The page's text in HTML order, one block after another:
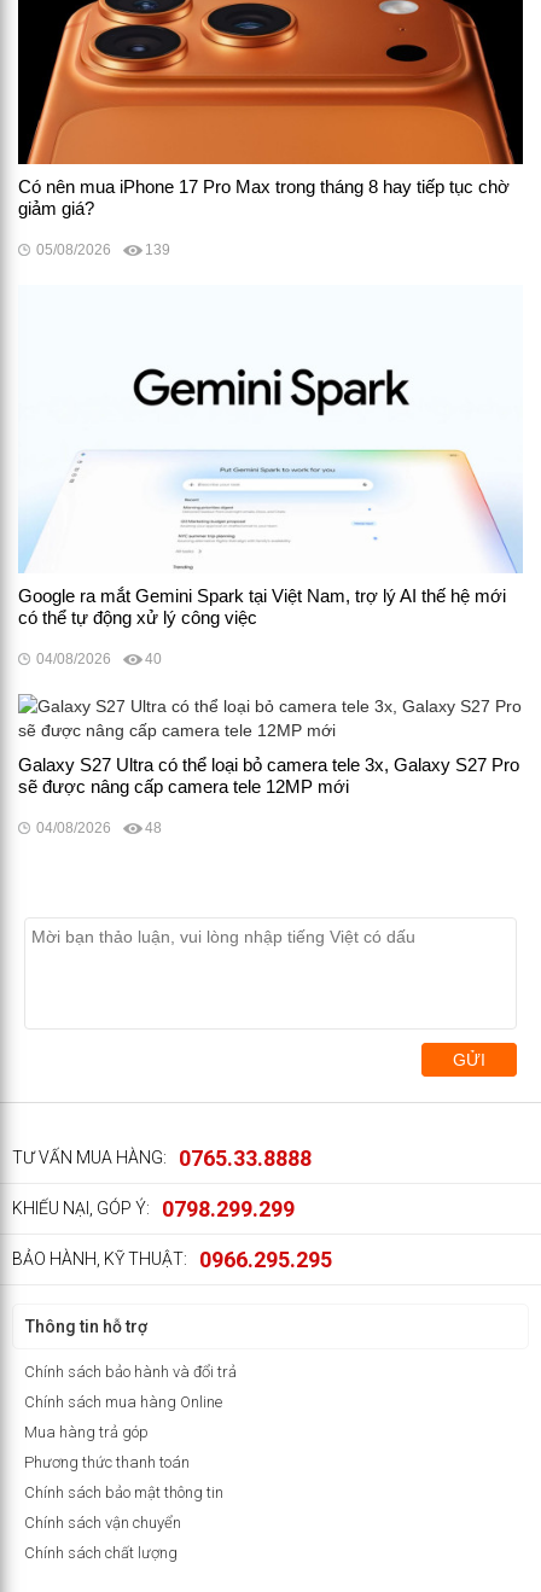
Có nên mua iPhone 17 Pro Max trong tháng 8 hay tiếp tục chờ
giảm giá?
05/08/2026 139
Google ra mắt Gemini Spark tại Việt Nam, trợ lý AI thế hệ mới
có thể tự động xử lý công việc
04/08/2026 40
Galaxy S27 Ultra có thể loại bỏ camera tele 3x, Galaxy S27 Pro
sẽ được nâng cấp camera tele 12MP mới
04/08/2026 48
GỬI
TƯ VẤN MUA HÀNG: 0765.33.8888
KHIẾU NẠI, GÓP Ý: 0798.299.299
BẢO HÀNH, KỸ THUẬT: 0966.295.295
Thông tin hỗ trợ
Chính sách bảo hành và đổi trả
Chính sách mua hàng Online
Mua hàng trả góp
Phương thức thanh toán
Chính sách bảo mật thông tin
Chính sách vận chuyển
Chính sách chất lượng